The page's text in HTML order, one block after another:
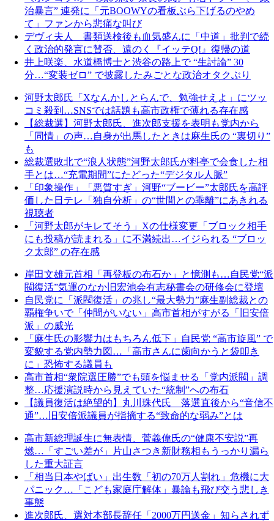
治暴言” 連発に「元BOOWYの看板ぶら下げるのやめ
て」ファンから悲痛な叫び
デヴィ夫人 書類送検後も血気盛んに「中道」批判で続
く政治的発言に賛否、遠のく『イッテQ!』復帰の道
井上咲楽、水道橋博士と渋谷の路上で “生討論” 30
分…“変装ゼロ” で披露したみごとな政治オタクぶり
河野太郎氏「Xなんかしとらんで、勉強せえよ」にツッ
コミ殺到…SNSでは話題も高市政権で薄れる存在感
【総裁選】河野太郎氏、進次郎支援を表明も党内から
「同情」の声…自身が出馬したときは麻生氏の “裏切り”
も
総裁選敗北で“浪人状態”河野太郎氏が料亭で会食した相
手とは…“充電期間”にたどった“デジタル人脈”
「印象操作」「悪質すぎ」河野“ブービー”太郎氏を高評
価した日テレ「独自分析」の“世間との乖離”にあきれる
視聴者
「河野太郎がキレてそう」Xの仕様変更「ブロック相手
にも投稿が読まれる」に不満続出…イジられる “ブロッ
ク太郎” の存在感
岸田文雄元首相「再登板の布石か」と憶測も…自民党“派
閥復活”気運のなか旧宏池会有志秘書会の研修会に登壇
自民党に「派閥復活」の兆し“最大勢力”麻生副総裁との
覇権争いで「仲間がいない」高市首相がすがる「旧安倍
派」の威光
「麻生氏の影響力はもちろん低下」自民党 “高市旋風” で
変貌する党内勢力図…「高市さんに歯向かうと袋叩き
に」恐怖する議員も
高市首相“衆院選圧勝”でも頭を悩ませる「党内派閥」調
整…応援演説時から見えていた“統制”への布石
【議員復活は絶望的】丸川珠代氏 落選直後から“音信不
通”…旧安倍派議員が指摘する“致命的な弱み”とは
高市新総理誕生に無表情、菅義偉氏の“健康不安説”再
燃…「すごい差が」片山さつき新財務相もうっかり漏ら
した重大証言
「相当日本やばい」出生数「初の70万人割れ」危機に大
パニック…「こども家庭庁解体」暴論も飛び交う悲しき
事態
進次郎氏、選対本部長辞任「2000万円送金」知らされず